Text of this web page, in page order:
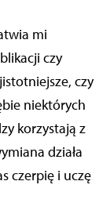
mi
czy
czy
niektórych
korzystają z
działa
czerpię i uczę